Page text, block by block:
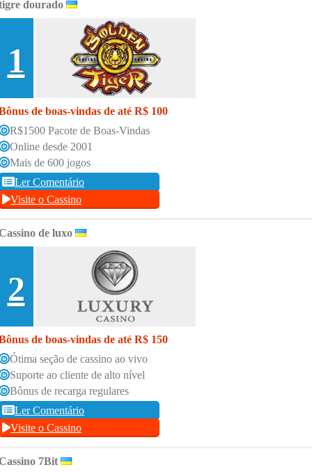
dourado
1
de boas-vindas de até R$ 100
R$1500 Pacote de Boas-Vindas
Online desde 2001
Mais de 600 jogos
Ler Comentário
Visite o Cassino
de luxo
2
de boas-vindas de até R$ 150
Ótima seção de cassino ao vivo
Suporte ao cliente de alto nível
Bônus de recarga regulares
Ler Comentário
Visite o Cassino
7Bit